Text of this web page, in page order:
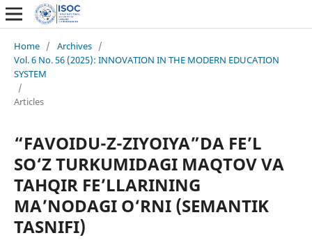
Home / Archives /
Vol. 6 No. 56 (2025): INNOVATION IN THE MODERN EDUCATION
SYSTEM
/
Articles
“FAVOIDU-Z-ZIYOIYA”DA FE’L
SO‘Z TURKUMIDAGI MAQTOV VA
TAHQIR FE’LLARINING
MA’NODAGI O‘RNI (SEMANTIK
TASNIFI)